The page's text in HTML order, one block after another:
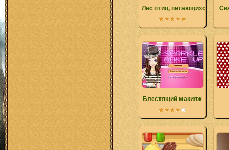
Лес птиц, питающихся
Блестящий макияж